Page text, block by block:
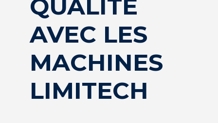
QUALITÉ
AVEC LES
MACHINES
LIMITECH